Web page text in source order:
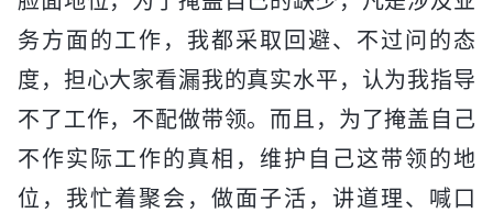
务方面的工作，我都采取回避、不过问的态
度，担心大家看漏我的真实水平，认为我指导
不了工作，不配做带领。而且，为了掩盖自己
不作实际工作的真相，维护自己这带领的地
位，我忙着聚会，做面子活，讲道理、喊口